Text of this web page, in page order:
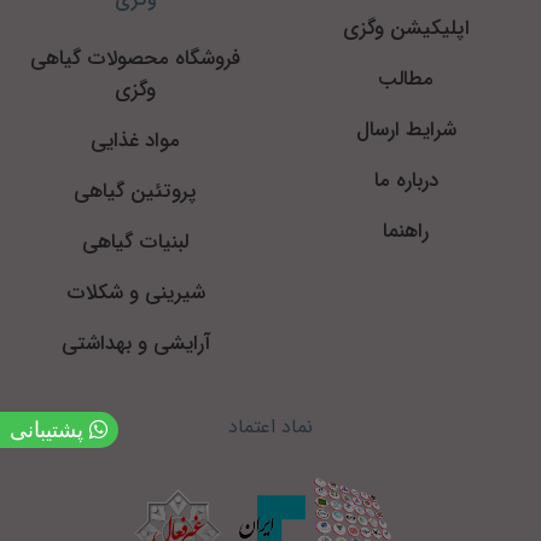
اپلیکیشن وگزی
مطالب
شرایط ارسال
درباره ما
راهنما
فروشگاه محصولات گیاهی
وگزی
مواد غذایی
پروتئین گیاهی
لبنیات گیاهی
شیرینی و شکلات
آرایشی و بهداشتی
نماد اعتماد پشتیبانی